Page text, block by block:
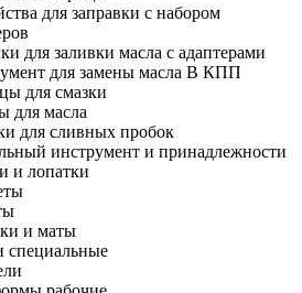
для заправки с набором
для заливки масла с адаптерами
для замены масла В КПП
для смазки
для масла
для сливных пробок
инструмент и принадлежности
и лопатки
и маты
специальные